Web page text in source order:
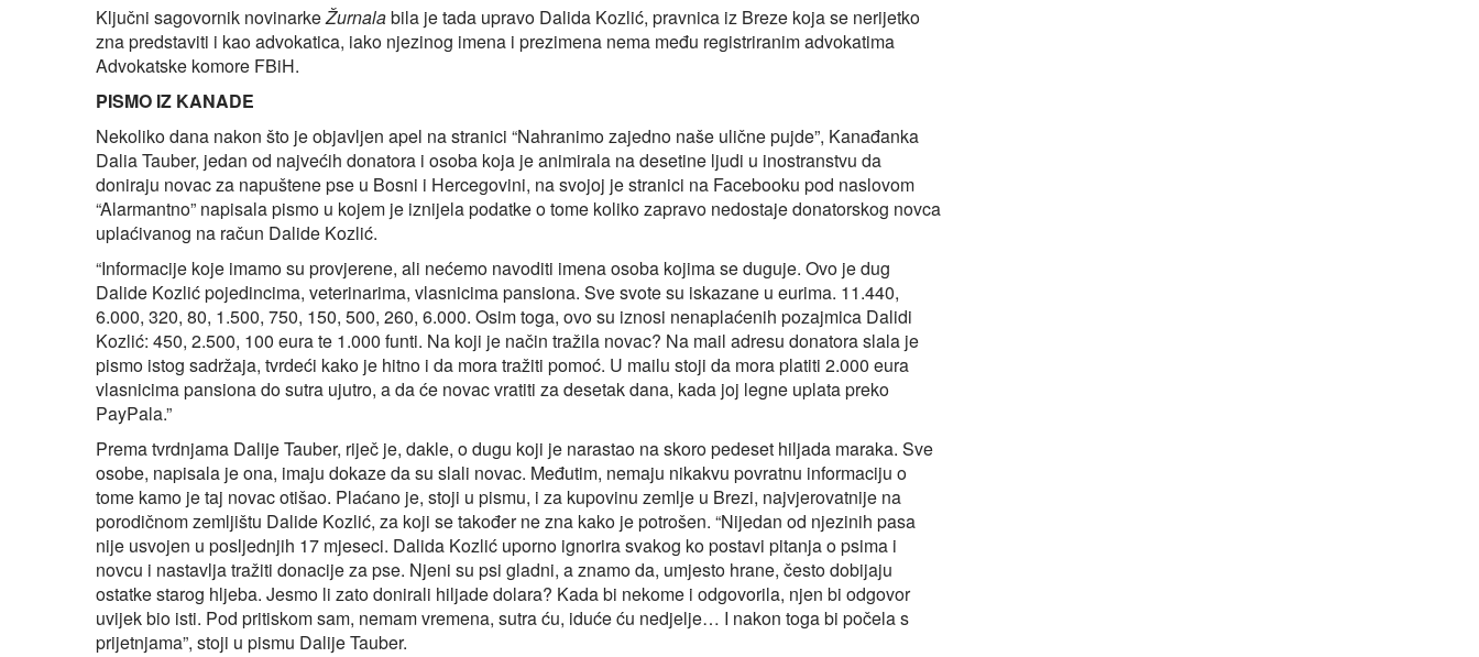
Ključni sagovornik novinarkeŽurnalabila je tada upravo Dalida Kozlić, pravnica iz Breze koja se nerijetko
zna predstaviti i kao advokatica, iako njezinog imena i prezimena nema među registriranim advokatima
Advokatske komore FBiH.
PISMO IZ KANADE
Nekoliko dana nakon što je objavljen apel na stranici “Nahranimo zajedno naše ulične pujde”, Kanađanka
Dalia Tauber, jedan od najvećih donatora i osoba koja je animirala na desetine ljudi u inostranstvu da
doniraju novac za napuštene pse u Bosni i Hercegovini, na svojoj je stranici na Facebooku pod naslovom
“Alarmantno” napisala pismo u kojem je iznijela podatke o tome koliko zapravo nedostaje donatorskog novca
uplaćivanog na račun Dalide Kozlić.
“Informacije koje imamo su provjerene, ali nećemo navoditi imena osoba kojima se duguje. Ovo je dug
Dalide Kozlić pojedincima, veterinarima, vlasnicima pansiona. Sve svote su iskazane u eurima. 11.440,
6.000, 320, 80, 1.500, 750, 150, 500, 260, 6.000. Osim toga, ovo su iznosi nenaplaćenih pozajmica Dalidi
Kozlić: 450, 2.500, 100 eura te 1.000 funti. Na koji je način tražila novac? Na mail adresu donatora slala je
pismo istog sadržaja, tvrdeći kako je hitno i da mora tražiti pomoć. U mailu stoji da mora platiti 2.000 eura
vlasnicima pansiona do sutra ujutro, a da će novac vratiti za desetak dana, kada joj legne uplata preko
PayPala.”
Prema tvrdnjama Dalije Tauber, riječ je, dakle, o dugu koji je narastao na skoro pedeset hiljada maraka. Sve
osobe, napisala je ona, imaju dokaze da su slali novac. Međutim, nemaju nikakvu povratnu informaciju o
tome kamo je taj novac otišao. Plaćano je, stoji u pismu, i za kupovinu zemlje u Brezi, najvjerovatnije na
porodičnom zemljištu Dalide Kozlić, za koji se također ne zna kako je potrošen. “Nijedan od njezinih pasa
nije usvojen u posljednjih 17 mjeseci. Dalida Kozlić uporno ignorira svakog ko postavi pitanja o psima i
novcu i nastavlja tražiti donacije za pse. Njeni su psi gladni, a znamo da, umjesto hrane, često dobijaju
ostatke starog hljeba. Jesmo li zato donirali hiljade dolara? Kada bi nekome i odgovorila, njen bi odgovor
uvijek bio isti. Pod pritiskom sam, nemam vremena, sutra ću, iduće ću nedjelje… I nakon toga bi počela s
prijetnjama”, stoji u pismu Dalije Tauber.